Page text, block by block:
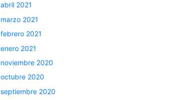
abril 2021
marzo 2021
febrero 2021
enero 2021
noviembre 2020
octubre 2020
septiembre 2020